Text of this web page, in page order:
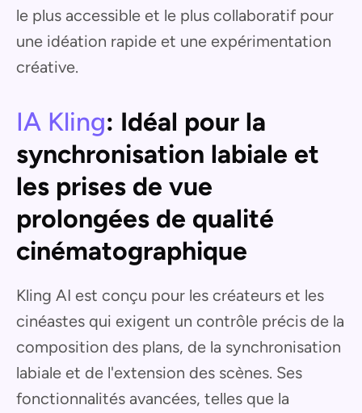
le plus accessible et le plus collaboratif pour
une idéation rapide et une expérimentation
créative.
IA Kling: Idéal pour la
synchronisation labiale et
les prises de vue
prolongées de qualité
cinématographique
Kling AI est conçu pour les créateurs et les
cinéastes qui exigent un contrôle précis de la
composition des plans, de la synchronisation
labiale et de l'extension des scènes. Ses
fonctionnalités avancées, telles que la